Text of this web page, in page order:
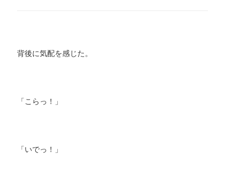
背後に気配を感じた。
「こらっ！」
「いでっ！」